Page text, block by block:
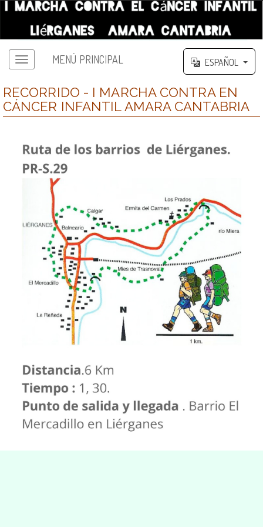
MENÚ PRINCIPAL ESPAÑOL
RECORRIDO - I MARCHA CONTRA EN
CÁNCER INFANTIL AMARA CANTABRIA